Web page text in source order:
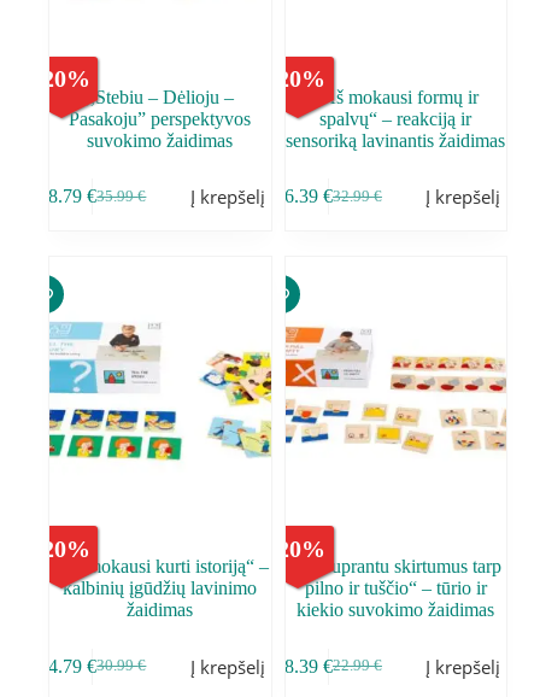
20%
,,Stebiu – Dėlioju –
Pasakoju” perspektyvos
suvokimo žaidimas
35.99€
28.79€ Į krepšelį
20%
„Aš mokausi formų ir
spalvų“ – reakciją ir
sensoriką lavinantis žaidimas
32.99€
26.39 € Į krepšelį
20%
„Aš mokausi kurti istoriją“ –
kalbinių įgūdžių lavinimo
žaidimas
30.99€
24.79€ Į krepšelį
20%
„Aš suprantu skirtumus tarp
pilno ir tuščio“ – tūrio ir
kiekio suvokimo žaidimas
22.99€
18.39 € Į krepšelį